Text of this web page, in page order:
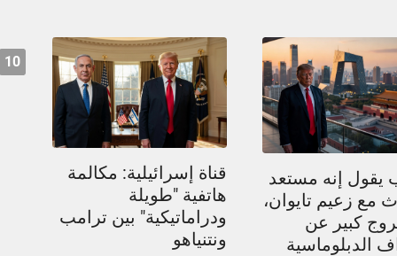
يقول إنه مستعد
مع زعيم تايوان،
كبير عن
الدبلوماسية
قناة إسرائيلية: مكالمة
هاتفية "طويلة
ودراماتيكية" بين ترامب
ونتنياهو
10